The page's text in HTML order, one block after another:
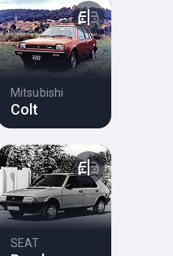
Mitsubishi
Colt
SEAT